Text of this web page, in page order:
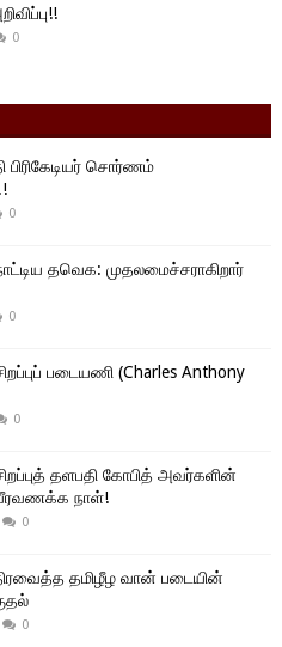
0
சொர்ணம்
0
தவெக: முதலமைச்சராகிறார்
0
படையணி (Charles Anthony
0
தளபதி கோபித் அவர்களின்
நாள்!
0
தமிழீழ வான் படையின்
0